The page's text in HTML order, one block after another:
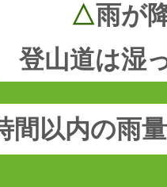
△雨が
登山道は湿
間以内の雨